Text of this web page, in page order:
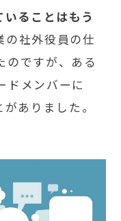
ることはもう
の社外役員の仕
のですが、ある
ドメンバーに
ありました。